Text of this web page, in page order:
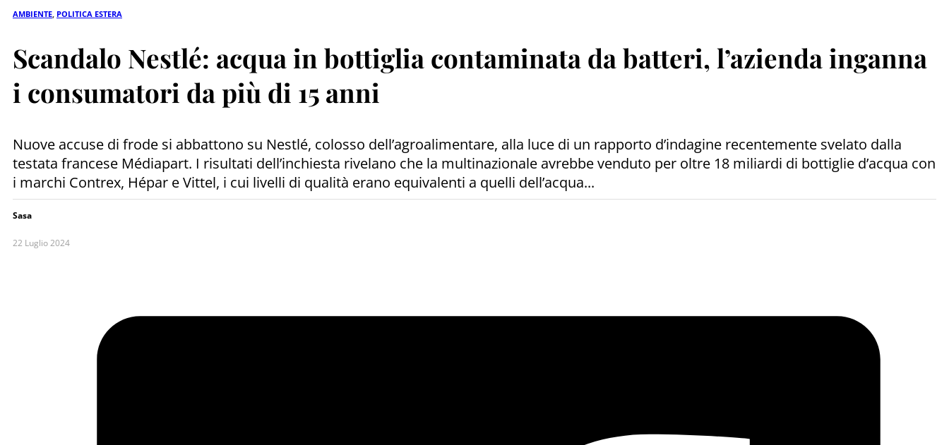
AMBIENTE POLITICA ESTERA
Scandalo Nestlé: acqua in bottiglia contaminata da batteri, l’azienda inganna
i consumatori da più di 15 anni
Nuove accuse di frode si abbattono su Nestlé, colosso dell’agroalimentare, alla luce di un rapporto d’indagine recentemente svelato dalla
testata francese Médiapart. I risultati dell’inchiesta rivelano che la multinazionale avrebbe venduto per oltre 18 miliardi di bottiglie d’acqua con
i marchi Contrex, Hépar e Vittel, i cui livelli di qualità erano equivalenti a quelli dell’acqua...
Sasa
22 Luglio 2024